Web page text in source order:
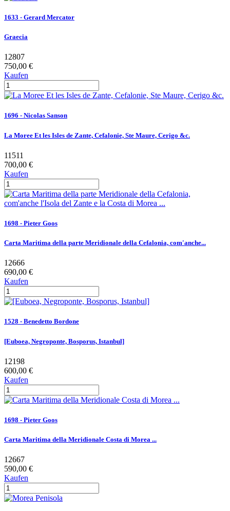
1633 - Gerard Mercator
Graecia
12807
750,00 €
Kaufen
1696 - Nicolas Sanson
La Moree Et les Isles de Zante, Cefalonie, Ste Maure, Cerigo &c.
11511
700,00 €
Kaufen
1698 - Pieter Goos
Carta Maritima della parte Meridionale della Cefalonia, com'anche...
12666
690,00 €
Kaufen
1528 - Benedetto Bordone
[Euboea, Negroponte, Bosporus, Istanbul]
12198
600,00 €
Kaufen
1698 - Pieter Goos
Carta Maritima della Meridionale Costa di Morea ...
12667
590,00 €
Kaufen